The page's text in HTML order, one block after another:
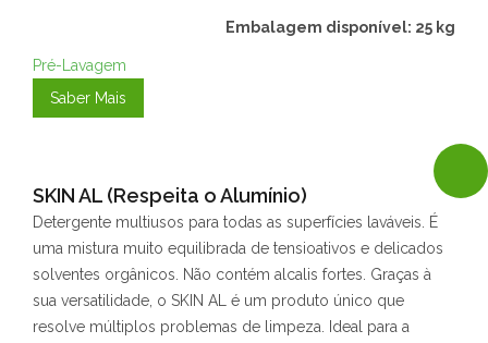
Embalagem disponível: 25 kg
Pré-Lavagem
Saber Mais
SKIN AL (Respeita o Alumínio)
Detergente multiusos para todas as superfícies laváveis. É
uma mistura muito equilibrada de tensioativos e delicados
solventes orgânicos. Não contém alcalis fortes. Graças à
sua versatilidade, o SKIN AL é um produto único que
resolve múltiplos problemas de limpeza. Ideal para a